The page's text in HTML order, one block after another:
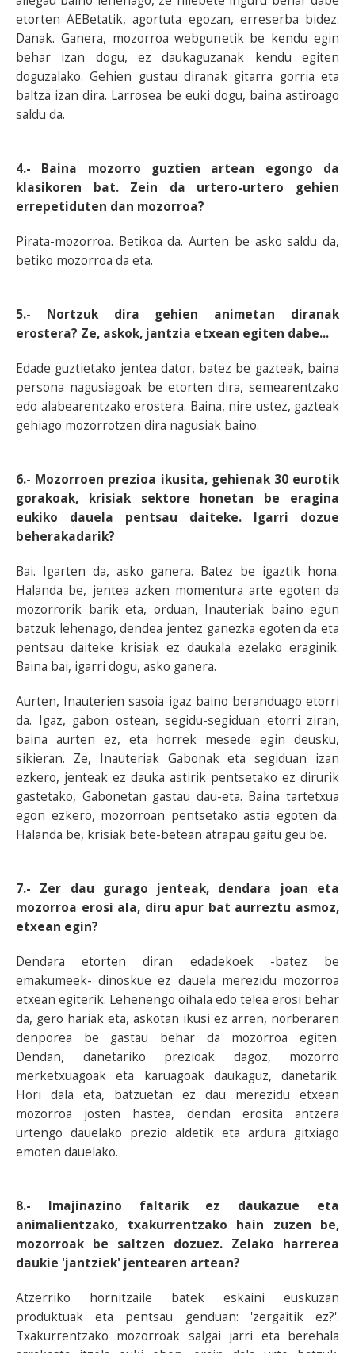
etorten AEBetatik, agortuta egozan, erreserba bidez.
Danak. Ganera, mozorroa webgunetik be kendu egin
behar izan dogu, ez daukaguzanak kendu egiten
doguzalako. Gehien gustau diranak gitarra gorria eta
baltza izan dira. Larrosea be euki dogu, baina astiroago
saldu da.
4.- Baina mozorro guztien artean egongo da
klasikoren bat. Zein da urtero-urtero gehien
errepetiduten dan mozorroa?
Pirata-mozorroa. Betikoa da. Aurten be asko saldu da,
betiko mozorroa da eta.
5.- Nortzuk dira gehien animetan diranak
erostera? Ze, askok, jantzia etxean egiten dabe...
Edade guztietako jentea dator, batez be gazteak, baina
persona nagusiagoak be etorten dira, semearentzako
edo alabearentzako erostera. Baina, nire ustez, gazteak
gehiago mozorrotzen dira nagusiak baino.
6.- Mozorroen prezioa ikusita, gehienak 30 eurotik
gorakoak, krisiak sektore honetan be eragina
eukiko dauela pentsau daiteke. Igarri dozue
beherakadarik?
Bai. Igarten da, asko ganera. Batez be igaztik hona.
Halanda be, jentea azken momentura arte egoten da
mozorrorik barik eta, orduan, Inauteriak baino egun
batzuk lehenago, dendea jentez ganezka egoten da eta
pentsau daiteke krisiak ez daukala ezelako eraginik.
Baina bai, igarri dogu, asko ganera.
Aurten, Inauterien sasoia igaz baino beranduago etorri
da. Igaz, gabon ostean, segidu-segiduan etorri ziran,
baina aurten ez, eta horrek mesede egin deusku,
sikieran. Ze, Inauteriak Gabonak eta segiduan izan
ezkero, jenteak ez dauka astirik pentsetako ez dirurik
gastetako, Gabonetan gastau dau-eta. Baina tartetxua
egon ezkero, mozorroan pentsetako astia egoten da.
Halanda be, krisiak bete-betean atrapau gaitu geu be.
7.- Zer dau gurago jenteak, dendara joan eta
mozorroa erosi ala, diru apur bat aurreztu asmoz,
etxean egin?
Dendara etorten diran edadekoek -batez be
emakumeek- dinoskue ez dauela merezidu mozorroa
etxean egiterik. Lehenengo oihala edo telea erosi behar
da, gero hariak eta, askotan ikusi ez arren, norberaren
denporea be gastau behar da mozorroa egiten.
Dendan, danetariko prezioak dagoz, mozorro
merketxuagoak eta karuagoak daukaguz, danetarik.
Hori dala eta, batzuetan ez dau merezidu etxean
mozorroa josten hastea, dendan erosita antzera
urtengo dauelako prezio aldetik eta ardura gitxiago
emoten dauelako.
8.- Imajinazino faltarik ez daukazue eta
animalientzako, txakurrentzako hain zuzen be,
mozorroak be saltzen dozuez. Zelako harrerea
daukie 'jantziek' jentearen artean?
Atzerriko hornitzaile batek eskaini euskuzan
produktuak eta pentsau genduan: 'zergaitik ez?'.
Txakurrentzako mozorroak salgai jarri eta berehala